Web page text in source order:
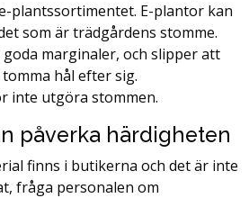
plantssortimentet. E-plantor kan
som är trädgårdens stomme.
marginaler, och slipper att
hål efter sig.
inte utgöra stommen.
påverka härdigheten
finns i butikerna och det är inte
fråga personalen om